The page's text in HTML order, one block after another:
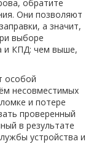
обратите
Они позволяют
а значит,
выборе
и КПД: чем выше,
особой
несовместимых
и потере
проверенный
в результате
устройства и